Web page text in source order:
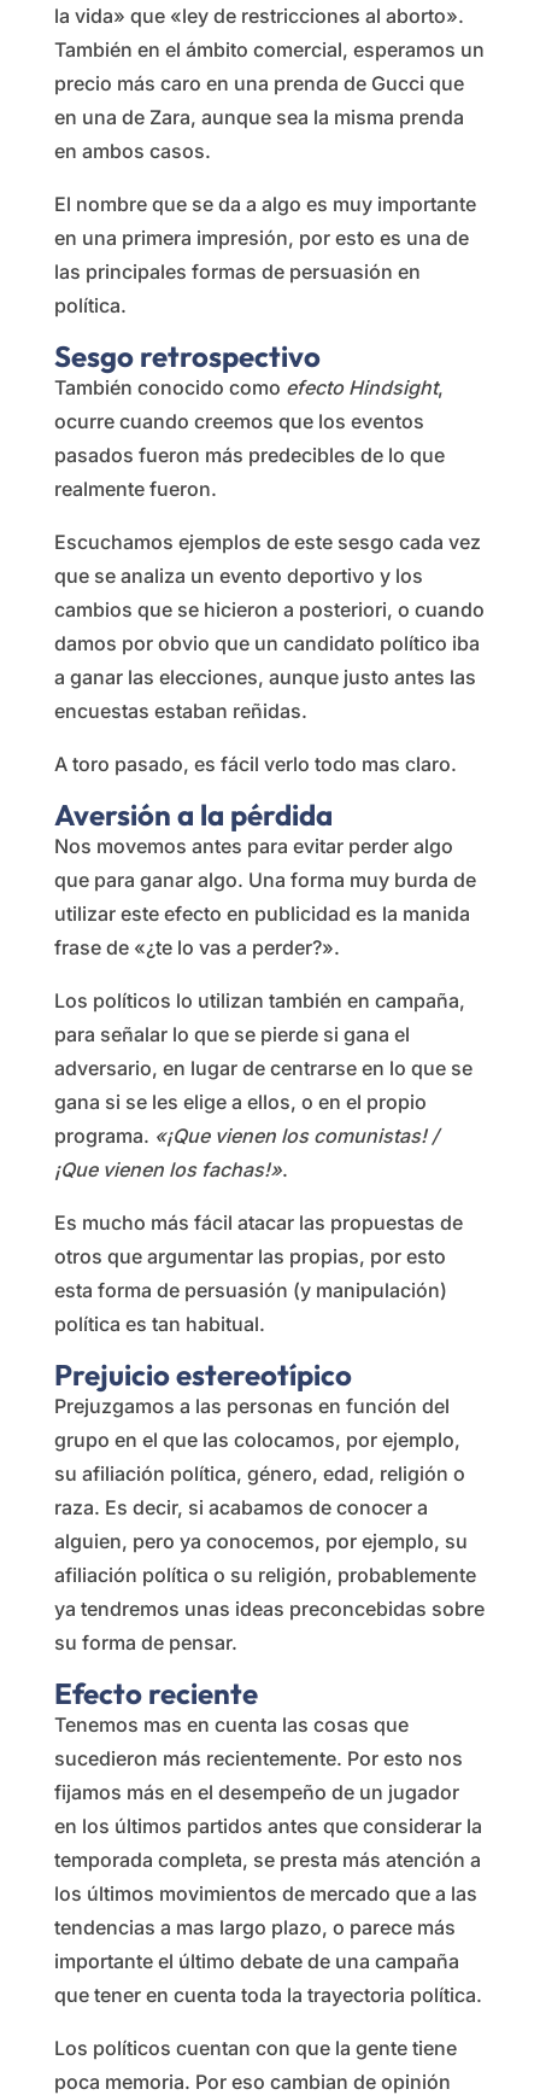
la vida» que «ley de restricciones al aborto».
También en el ámbito comercial, esperamos un
precio más caro en una prenda de Gucci que
en una de Zara, aunque sea la misma prenda
en ambos casos.
El nombre que se da a algo es muy importante
en una primera impresión, por esto es una de
las principales formas de persuasión en
política.
Sesgo retrospectivo
También conocido como efecto Hindsight,
ocurre cuando creemos que los eventos
pasados fueron más predecibles de lo que
realmente fueron.
Escuchamos ejemplos de este sesgo cada vez
que se analiza un evento deportivo y los
cambios que se hicieron a posteriori, o cuando
damos por obvio que un candidato político iba
a ganar las elecciones, aunque justo antes las
encuestas estaban reñidas.
A toro pasado, es fácil verlo todo mas claro.
Aversión a la pérdida
Nos movemos antes para evitar perder algo
que para ganar algo. Una forma muy burda de
utilizar este efecto en publicidad es la manida
frase de «¿te lo vas a perder?».
Los políticos lo utilizan también en campaña,
para señalar lo que se pierde si gana el
adversario, en lugar de centrarse en lo que se
gana si se les elige a ellos, o en el propio
programa. «¡Que vienen los comunistas! /
¡Que vienen los fachas!».
Es mucho más fácil atacar las propuestas de
otros que argumentar las propias, por esto
esta forma de persuasión (y manipulación)
política es tan habitual.
Prejuicio estereotípico
Prejuzgamos a las personas en función del
grupo en el que las colocamos, por ejemplo,
su afiliación política, género, edad, religión o
raza. Es decir, si acabamos de conocer a
alguien, pero ya conocemos, por ejemplo, su
afiliación política o su religión, probablemente
ya tendremos unas ideas preconcebidas sobre
su forma de pensar.
Efecto reciente
Tenemos mas en cuenta las cosas que
sucedieron más recientemente. Por esto nos
fijamos más en el desempeño de un jugador
en los últimos partidos antes que considerar la
temporada completa, se presta más atención a
los últimos movimientos de mercado que a las
tendencias a mas largo plazo, o parece más
importante el último debate de una campaña
que tener en cuenta toda la trayectoria política.
Los políticos cuentan con que la gente tiene
poca memoria. Por eso cambian de opinión